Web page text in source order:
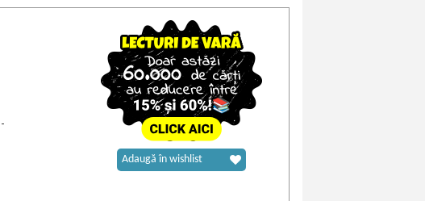
Adaugă în wishlist